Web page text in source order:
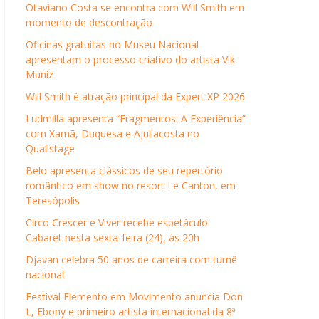
Otaviano Costa se encontra com Will Smith em
momento de descontração
Oficinas gratuitas no Museu Nacional
apresentam o processo criativo do artista Vik
Muniz
Will Smith é atração principal da Expert XP 2026
Ludmilla apresenta “Fragmentos: A Experiência”
com Xamã, Duquesa e Ajuliacosta no
Qualistage
Belo apresenta clássicos de seu repertório
romântico em show no resort Le Canton, em
Teresópolis
Circo Crescer e Viver recebe espetáculo
Cabaret nesta sexta-feira (24), às 20h
Djavan celebra 50 anos de carreira com turnê
nacional
Festival Elemento em Movimento anuncia Don
L, Ebony e primeiro artista internacional da 8ª